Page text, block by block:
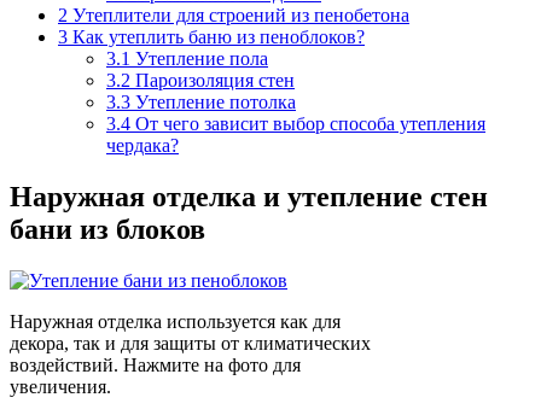
2 Утеплители для строений из пенобетона
3 Как утеплить баню из пеноблоков?
3.1 Утепление пола
3.2 Пароизоляция стен
3.3 Утепление потолка
3.4 От чего зависит выбор способа утепления
чердака?
Наружная отделка и утепление стен
бани из блоков
Наружная отделка используется как для
декора, так и для защиты от климатических
воздействий. Нажмите на фото для
увеличения.